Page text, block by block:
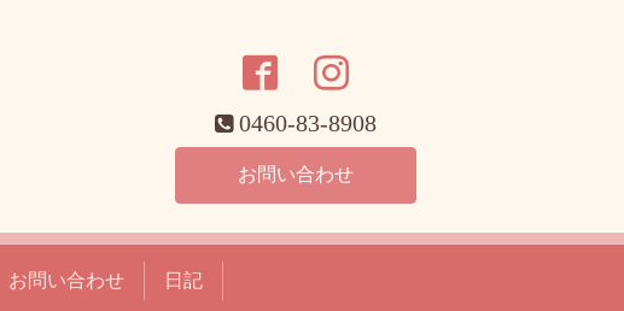
0460-83-8908
お問い合わせ
お問い合わせ 日記